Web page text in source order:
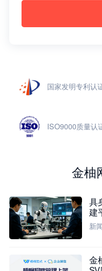
国家发明专利认
ISO9000质量认
金柚
具
建
新
金